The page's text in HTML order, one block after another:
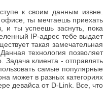
к своим данным извне.
офисе, ты мечтаешь приехать
и ты успеешь заснуть, пока
IP-адрес тебе выдает
такая замечательная
технология позволяет
клиента - отправлять
самые популярные
может в разных категориях
девайса от D-Link. Все, что